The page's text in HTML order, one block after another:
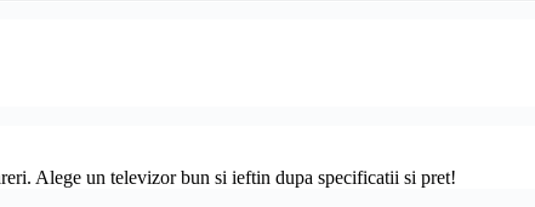
Alege un televizor bun si ieftin dupa specificatii si pret!